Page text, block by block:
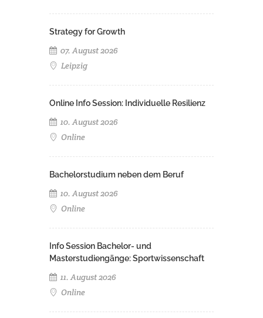
Strategy for Growth
07. August 2026
Leipzig
Online Info Session: Individuelle Resilienz
10. August 2026
Online
Bachelorstudium neben dem Beruf
10. August 2026
Online
Info Session Bachelor- und
Masterstudiengänge: Sportwissenschaft
11. August 2026
Online